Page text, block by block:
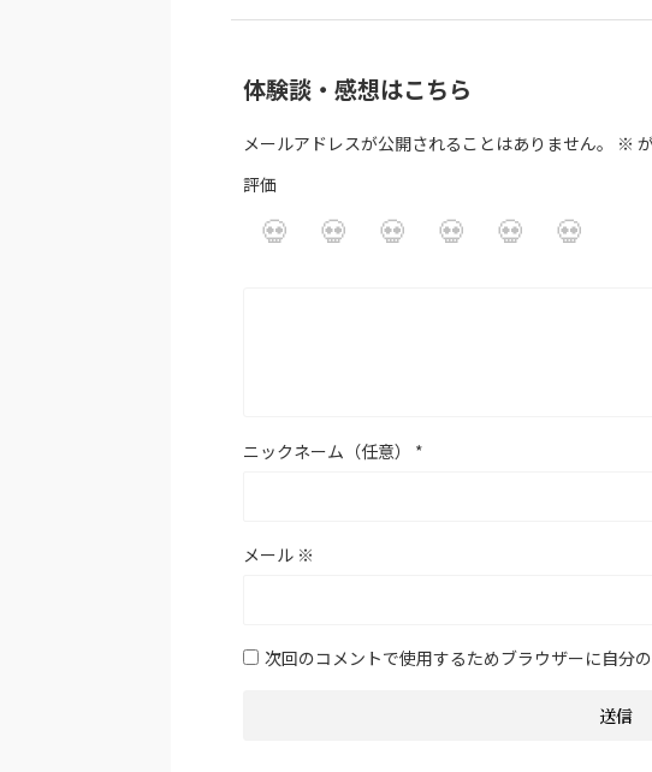
体験談・感想はこちら
メールアドレスが公開されることはありません。 ※
評価
ニックネーム（任意） *
メール ※
次回のコメントで使用するためブラウザーに自分